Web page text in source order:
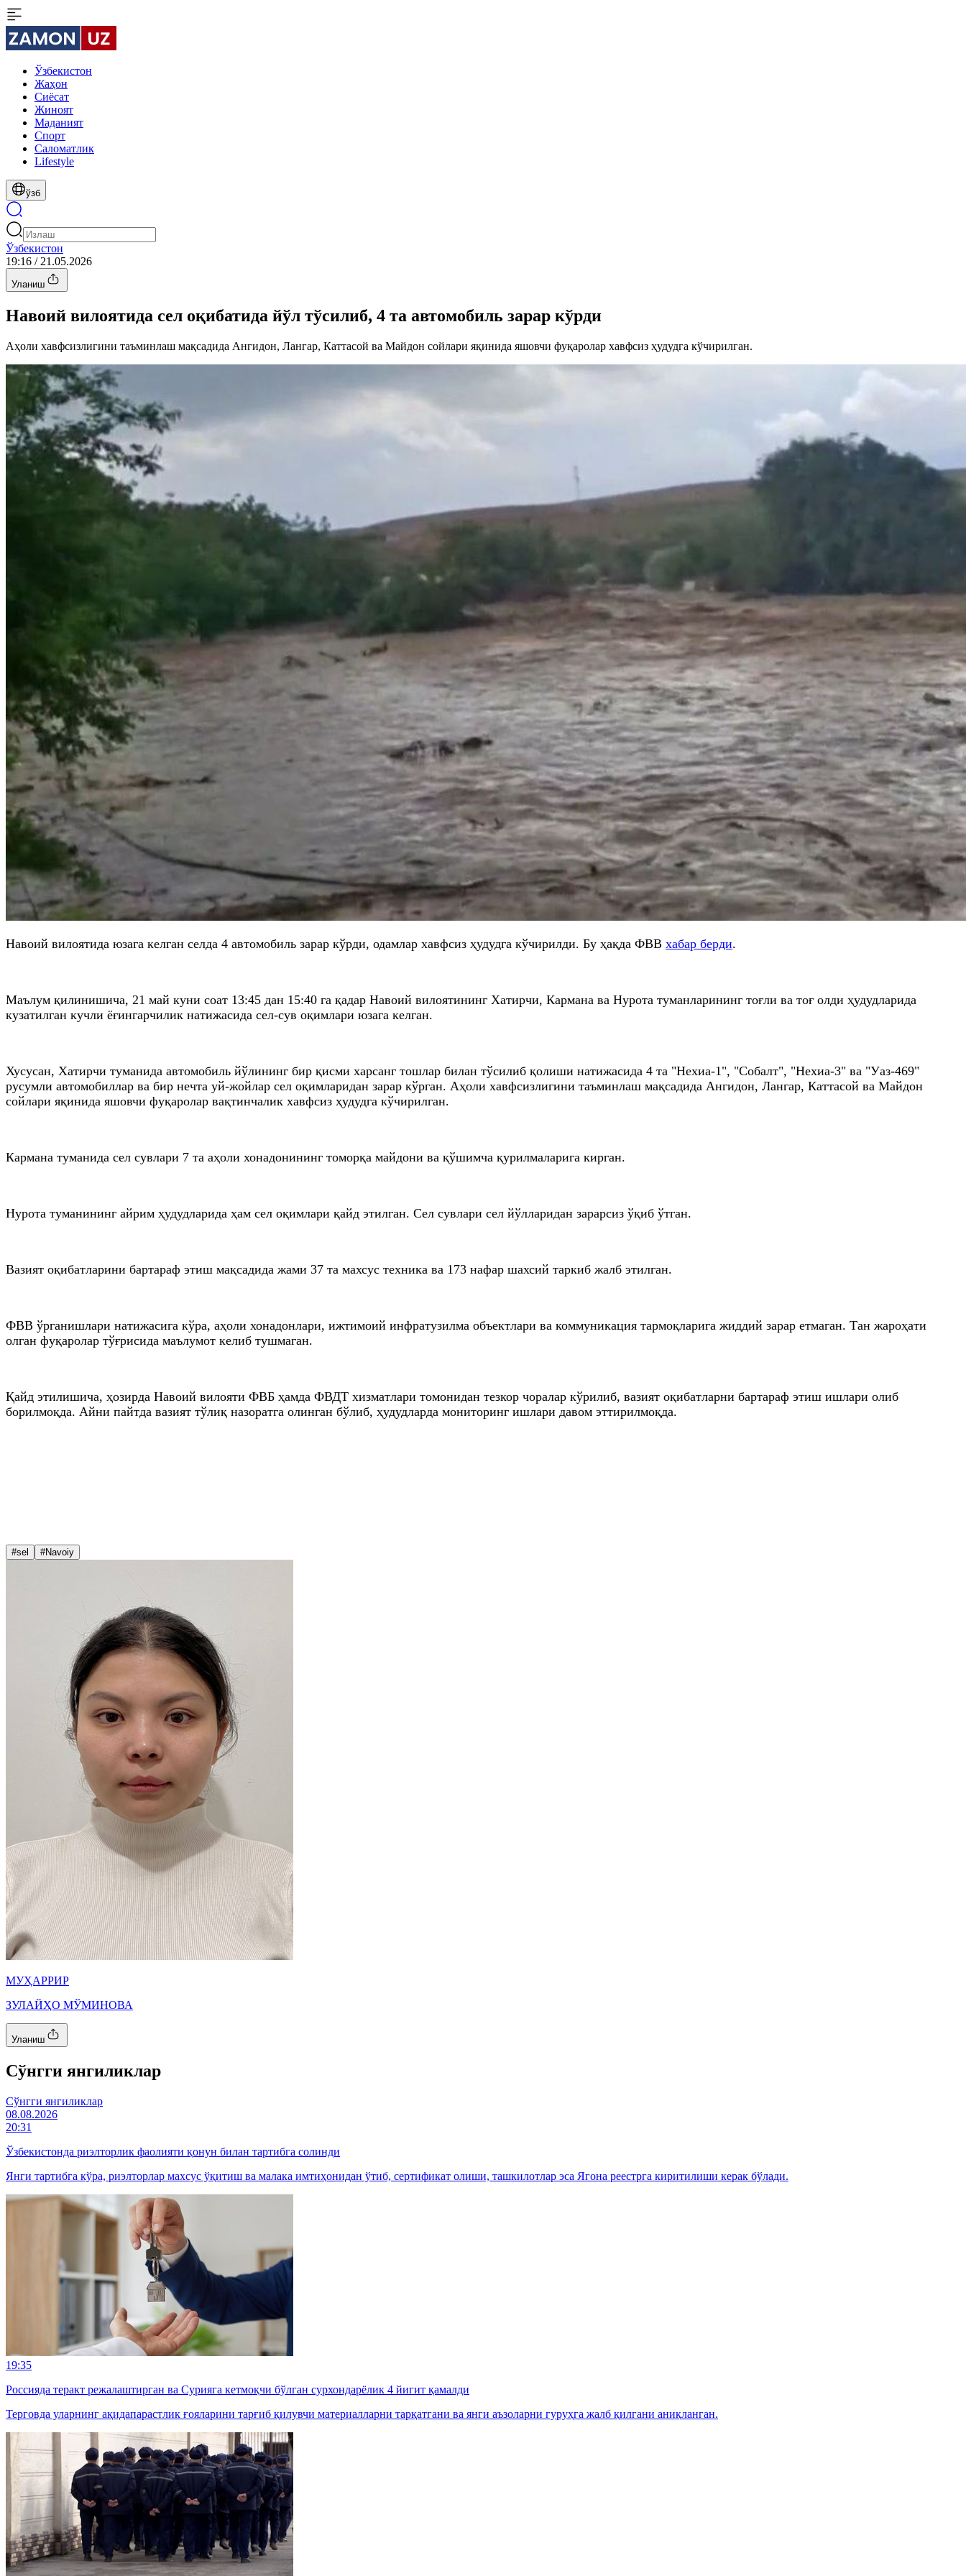
Ўзбекистон
Жаҳон
Сиёсат
Жиноят
Маданият
Спорт
Cаломатлик
Lifestyle
ўзб
Ўзбекистон
19:16 / 21.05.2026
Уланиш
Навоий вилоятида сел оқибатида йўл тўсилиб, 4 та автомобиль зарар кўрди
Аҳоли хавфсизлигини таъминлаш мақсадида Ангидон, Лангар, Каттасой ва Майдон сойлари яқинида яшовчи фуқаролар хавфсиз ҳудудга кўчирилган.
Навоий вилоятида юзага келган селда 4 автомобиль зарар кўрди, одамлар хавфсиз ҳудудга кўчирилди. Бу ҳақда ФВВ хабар берди.
Маълум қилинишича, 21 май куни соат 13:45 дан 15:40 га қадар Навоий вилоятининг Хатирчи, Кармана ва Нурота туманларининг тоғли ва тоғ олди ҳудудларида
кузатилган кучли ёғингарчилик натижасида сел-сув оқимлари юзага келган.
Хусусан, Хатирчи туманида автомобиль йўлининг бир қисми харсанг тошлар билан тўсилиб қолиши натижасида 4 та "Нехиа-1", "Cобалт", "Нехиа-3" ва "Уаз-469"
русумли автомобиллар ва бир нечта уй-жойлар сел оқимларидан зарар кўрган. Аҳоли хавфсизлигини таъминлаш мақсадида Ангидон, Лангар, Каттасой ва Майдон
сойлари яқинида яшовчи фуқаролар вақтинчалик хавфсиз ҳудудга кўчирилган.
Кармана туманида сел сувлари 7 та аҳоли хонадонининг томорқа майдони ва қўшимча қурилмаларига кирган.
Нурота туманининг айрим ҳудудларида ҳам сел оқимлари қайд этилган. Сел сувлари сел йўлларидан зарарсиз ўқиб ўтган.
Вазият оқибатларини бартараф этиш мақсадида жами 37 та махсус техника ва 173 нафар шахсий таркиб жалб этилган.
ФВВ ўрганишлари натижасига кўра, аҳоли хонадонлари, ижтимоий инфратузилма объектлари ва коммуникация тармоқларига жиддий зарар етмаган. Тан жароҳати
олган фуқаролар тўғрисида маълумот келиб тушмаган.
Қайд этилишича, ҳозирда Навоий вилояти ФВБ ҳамда ФВДТ хизматлари томонидан тезкор чоралар кўрилиб, вазият оқибатларни бартараф этиш ишлари олиб
борилмоқда. Айни пайтда вазият тўлиқ назоратга олинган бўлиб, ҳудудларда мониторинг ишлари давом эттирилмоқда.
#sel #Navoiy
МУҲАРРИР
ЗУЛАЙҲО МЎМИНОВА
Уланиш
Cўнгги янгиликлар
Cўнгги янгиликлар
08.08.2026
20:31
Ўзбекистонда риэлторлик фаолияти қонун билан тартибга солинди
Янги тартибга кўра, риэлторлар махсус ўқитиш ва малака имтиҳонидан ўтиб, сертификат олиши, ташкилотлар эса Ягона реестрга киритилиши керак бўлади.
19:35
Россияда теракт режалаштирган ва Сурияга кетмоқчи бўлган сурхондарёлик 4 йигит қамалди
Терговда уларнинг ақидапарастлик ғояларини тарғиб қилувчи материалларни тарқатгани ва янги аъзоларни гуруҳга жалб қилгани аниқланган.